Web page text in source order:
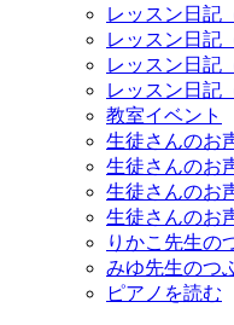
レッスン日記
レッスン日記
レッスン日記
レッスン日記
教室イベント
生徒さんのお
生徒さんのお
生徒さんのお
生徒さんのお
りかこ先生の
みゆ先生のつ
ピアノを読む